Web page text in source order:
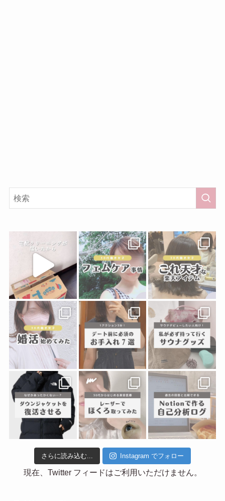
さらに読み込む... Instagram でフォロー
現在、Twitter フィードはご利用いただけません。